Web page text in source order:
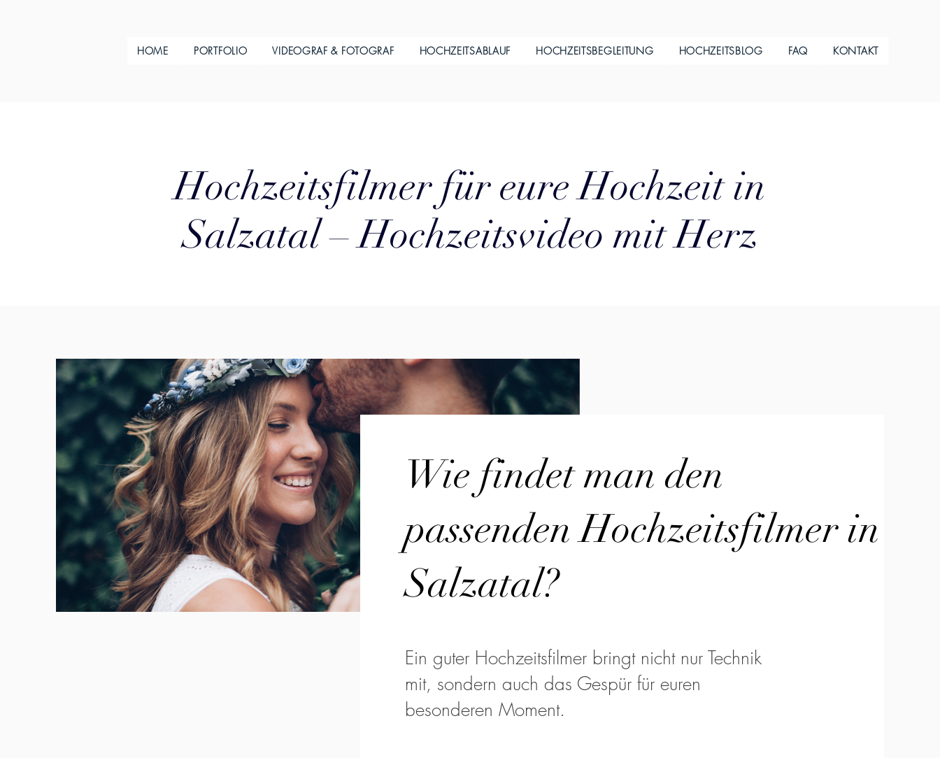
HOME PORTFOLIO VIDEOGRAF & FOTOGRAF HOCHZEITSABLAUF HOCHZEITSBEGLEITUNG HOCHZEITSBLOG FAQ KONTAKT
Hochzeitsfilmer für eure Hochzeit in
Salzatal – Hochzeitsvideo mit Herz
Wie findet man den
passenden Hochzeitsfilmer in
Salzatal?
Ein guter Hochzeitsfilmer bringt nicht nur Technik
mit, sondern auch das Gespür für euren
besonderen Moment.